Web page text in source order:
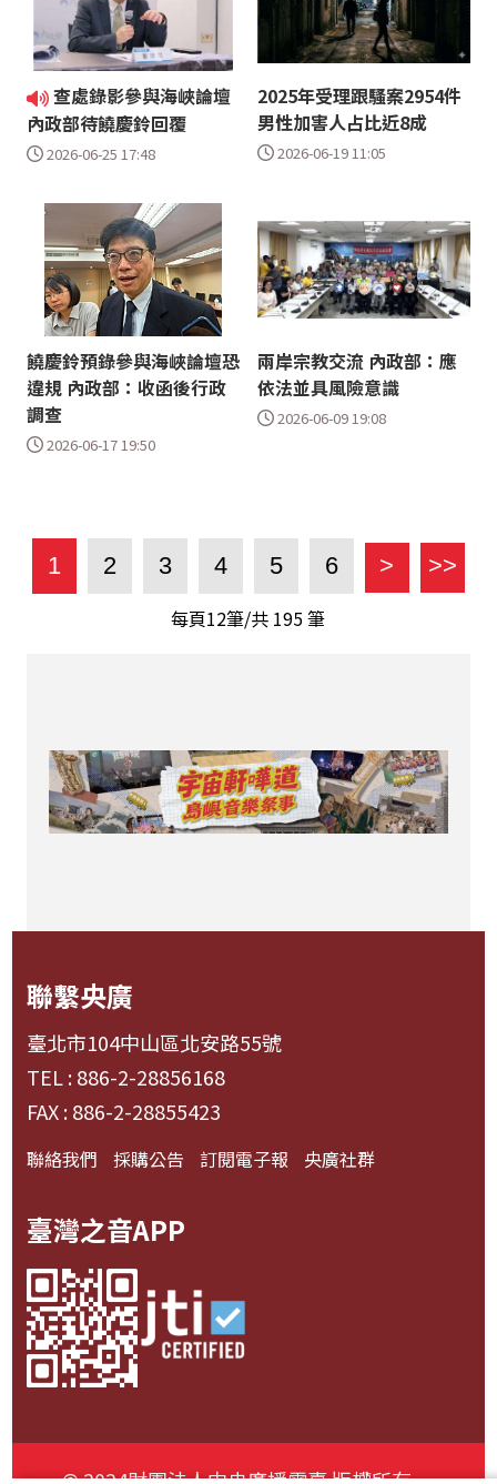
查處錄影參與海峽論壇
內政部待饒慶鈴回覆
2026-06-25 17:48
2025年受理跟騷案2954件
男性加害人占比近8成
2026-06-19 11:05
饒慶鈴預錄參與海峽論壇恐
違規 內政部：收函後行政
調查
2026-06-17 19:50
兩岸宗教交流 內政部：應
依法並具風險意識
2026-06-09 19:08
1 2 3 4 5 6 > >>
每頁12筆/共 195筆
聯繫央廣
臺北市104中山區北安路55號
TEL : 886-2-28856168
FAX : 886-2-28855423
聯絡我們 採購公告 訂閱電子報 央廣社群
臺灣之音APP